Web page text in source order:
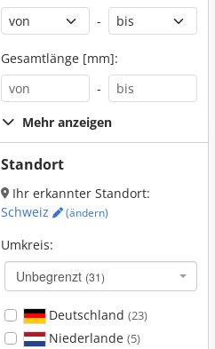
-
Gesamtlänge [mm]:
-
Mehr anzeigen
Standort
Ihr erkannter Standort:
Schweiz
(ändern)
Umkreis:
Unbegrenzt (31)
Deutschland (23)
Niederlande (5)